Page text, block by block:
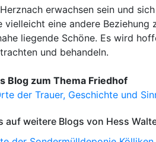
erwachsen sein und
vielleicht eine andere
liegende Schöne. Es wird
und behandeln.
Blog zum Thema Friedhof
der Trauer, Geschichte und
auf weitere Blogs von Hess